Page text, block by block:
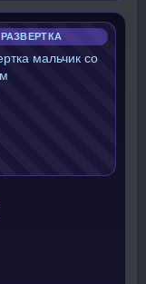
РАЗВЕРТКА